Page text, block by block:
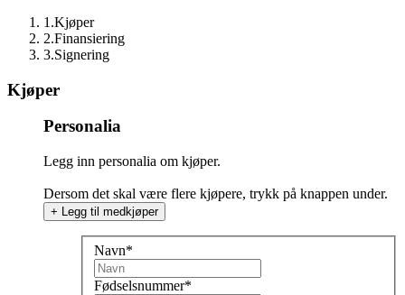
1 .Kjøper
2.Finansiering
3.Signering
Kjøper
Personalia
Legg inn personalia om kjøper.
Dersom det skal være flere kjøpere, trykk på knappen under.
+ Legg til medkjøper
Navn*
Fødselsnummer*